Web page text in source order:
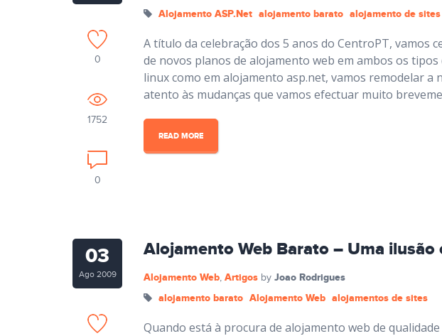
0
1752
0
Alojamento ASP.Net alojamento barato alojamento de sites
A título da celebração dos 5 anos do CentroPT, vamos
de novos planos de alojamento web em ambos os
linux como em alojamento asp.net, vamos remodelar
atento às mudanças que vamos efectuar muito
READ MORE
03
Ago 2009
Alojamento Web Barato – Uma ilusão
Alojamento Web, Artigos by Joao Rodrigues
alojamento barato Alojamento Web alojamentos de sites
Quando está à procura de alojamento web de